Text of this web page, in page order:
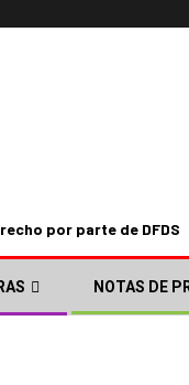
por parte de DFDS
NOTAS DE